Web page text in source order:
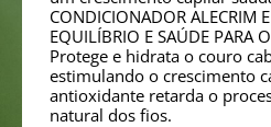
CONDICIONADOR ALECRIM
EQUILÍBRIO E SAÚDE PARA
Protege e hidrata o couro
estimulando o crescimento
antioxidante retarda o
natural dos fios.